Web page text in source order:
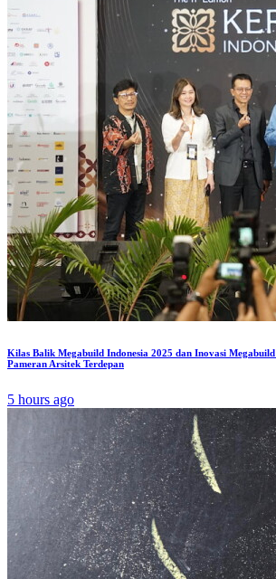
Kilas Balik Megabuild Indonesia 2025 dan Inovasi Megabuild
Pameran Arsitek Terdepan
5 hours ago